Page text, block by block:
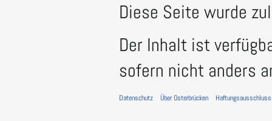
Diese Seite wurde
Der Inhalt ist
sofern nicht anders
Datenschutz Über Osterbrücken Haftungsausschluss